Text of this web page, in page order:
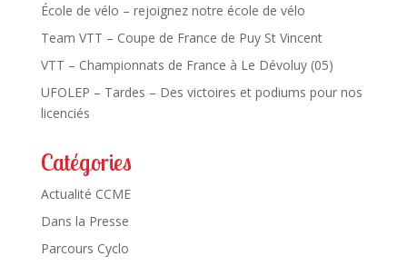
École de vélo – rejoignez notre école de vélo
Team VTT – Coupe de France de Puy St Vincent
VTT – Championnats de France à Le Dévoluy (05)
UFOLEP – Tardes – Des victoires et podiums pour nos
licenciés
Catégories
Actualité CCME
Dans la Presse
Parcours Cyclo